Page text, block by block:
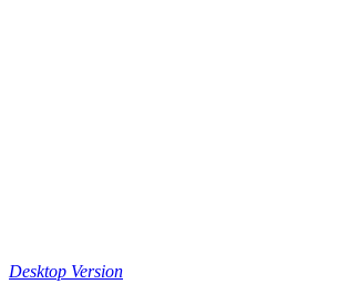
Desktop Version